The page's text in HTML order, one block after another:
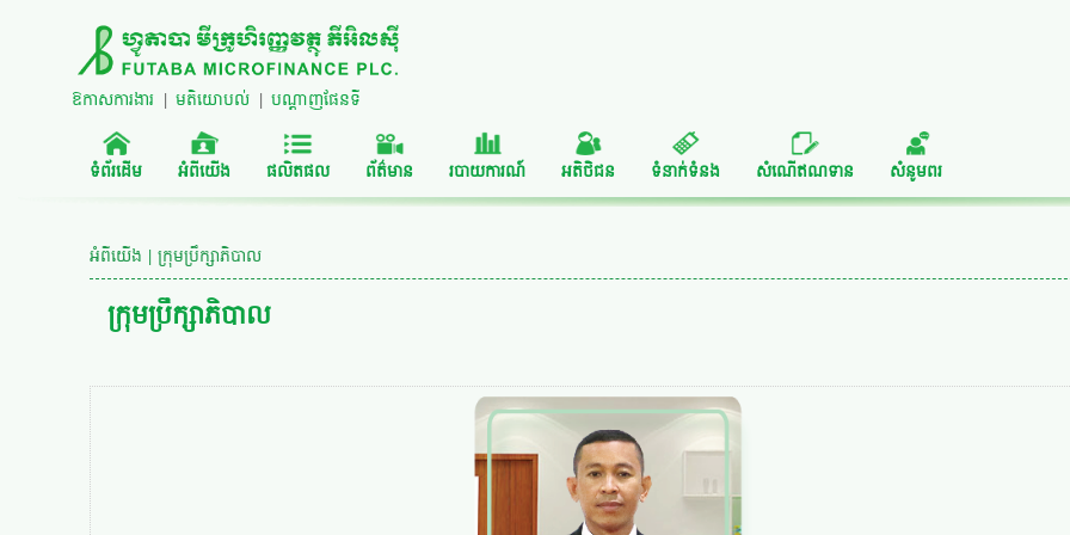
ឱកាសការងារ | មតិយោបល់ | បណ្តាញផែនទី
ទំព័រដើម អំពីយើង ផលិតផល ព័ត៌មាន របាយការណ៍ អតិថិជន ទំនាក់ទំនង សំណើឥណទាន សំនូមពរ
អំពីយើង | ក្រុមប្រឹក្សាភិបាល
ក្រុមប្រឹក្សាភិបាល